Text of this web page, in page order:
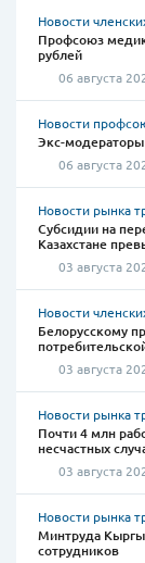
Новости
Профсоюз
рублей
06 августа
Новости
Экс-
06 августа
Новости рынка
Субсидии на
Казахстане
03 августа
Новости
Белорусскому
03 августа
Новости рынка
Почти 4 млн
несчастных
03 августа
Новости рынка
Минтруда
сотрудников